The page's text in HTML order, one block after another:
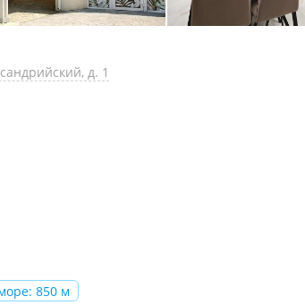
д. 1
850 м